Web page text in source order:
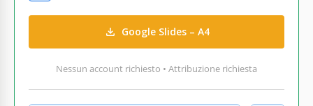
Google Slides – A4
Nessun account richiesto • Attribuzione richiesta